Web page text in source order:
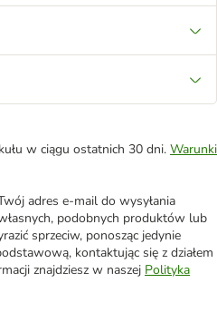
w ciągu ostatnich 30 dni. Warunki
adres e-mail do wysyłania
podobnych produktów lub
sprzeciw, ponosząc jedynie
kontaktując się z działem
znajdziesz w naszej Polityka